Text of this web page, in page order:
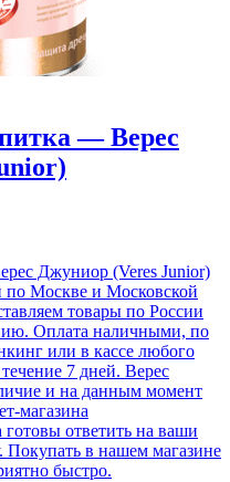
— Верес
Джуниор (Veres Junior)
по Москве и Московской
товары по России
Оплата наличными, по
или в кассе любого
7 дней. Верес
и на данным момент
магазина
ответить на ваши
Покупать в нашем магазине
быстро.